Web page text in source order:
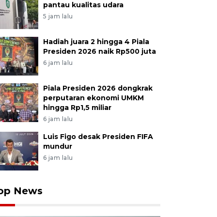
pantau kualitas udara
5 jam lalu
Hadiah juara 2 hingga 4 Piala
Presiden 2026 naik Rp500 juta
6 jam lalu
Piala Presiden 2026 dongkrak
perputaran ekonomi UMKM
hingga Rp1,5 miliar
6 jam lalu
Luis Figo desak Presiden FIFA
mundur
6 jam lalu
News